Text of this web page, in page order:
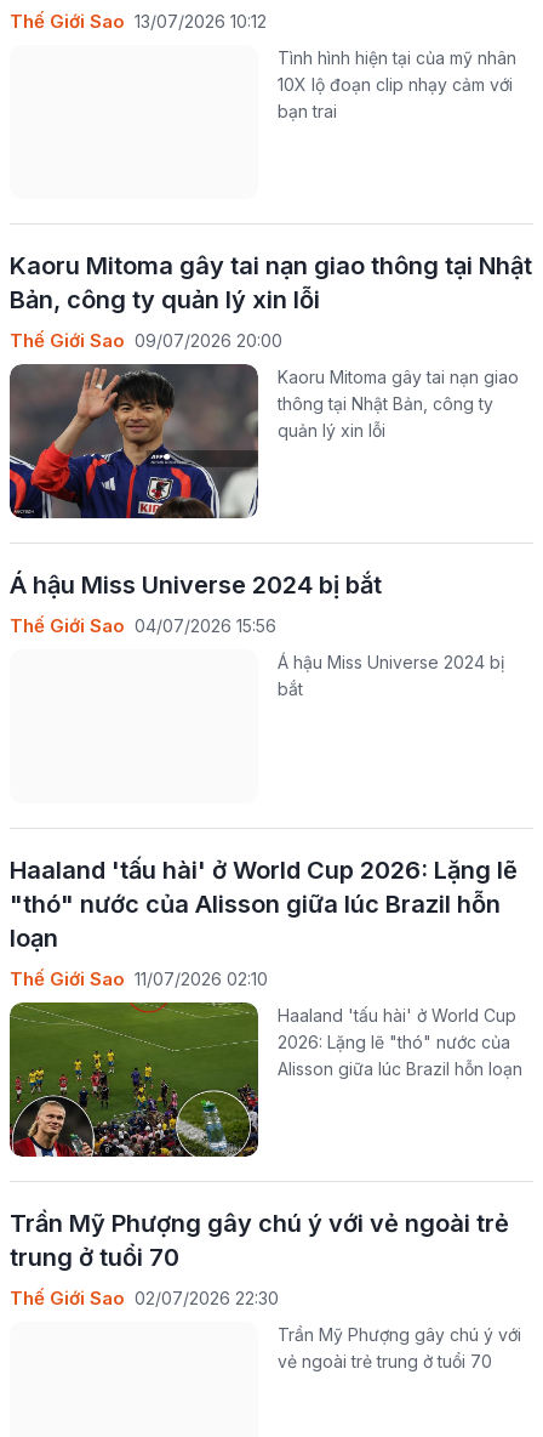
Thế Giới Sao 13/07/2026 10:12
Tình hình hiện tại của mỹ nhân
10X lộ đoạn clip nhạy cảm với
bạn trai
Kaoru Mitoma gây tai nạn giao thông tại Nhật
Bản, công ty quản lý xin lỗi
Thế Giới Sao 09/07/2026 20:00
Kaoru Mitoma gây tai nạn giao
thông tại Nhật Bản, công ty
quản lý xin lỗi
Á hậu Miss Universe 2024 bị bắt
Thế Giới Sao 04/07/2026 15:56
Á hậu Miss Universe 2024 bị
bắt
Haaland 'tấu hài' ở World Cup 2026: Lặng lẽ
"thó" nước của Alisson giữa lúc Brazil hỗn
loạn
Thế Giới Sao 11/07/2026 02:10
Haaland 'tấu hài' ở World Cup
2026: Lặng lẽ "thó" nước của
Alisson giữa lúc Brazil hỗn loạn
Trần Mỹ Phượng gây chú ý với vẻ ngoài trẻ
trung ở tuổi 70
Thế Giới Sao 02/07/2026 22:30
Trần Mỹ Phượng gây chú ý với
vẻ ngoài trẻ trung ở tuổi 70